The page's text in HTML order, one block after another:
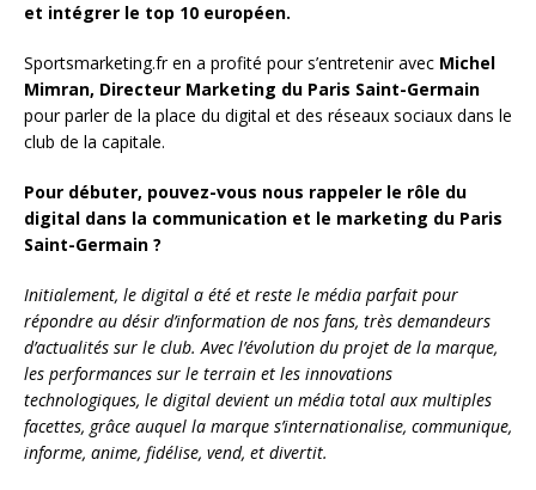
et intégrer le top 10 européen.
Sportsmarketing.fr en a profité pour s’entretenir avec Michel
Mimran, Directeur Marketing du Paris Saint-Germain
pour parler de la place du digital et des réseaux sociaux dans le
club de la capitale.
Pour débuter, pouvez-vous nous rappeler le rôle du
digital dans la communication et le marketing du Paris
Saint-Germain ?
Initialement, le digital a été et reste le média parfait pour
répondre au désir d’information de nos fans, très demandeurs
d’actualités sur le club. Avec l’évolution du projet de la marque,
les performances sur le terrain et les innovations
technologiques, le digital devient un média total aux multiples
facettes, grâce auquel la marque s’internationalise, communique,
informe, anime, fidélise, vend, et divertit.